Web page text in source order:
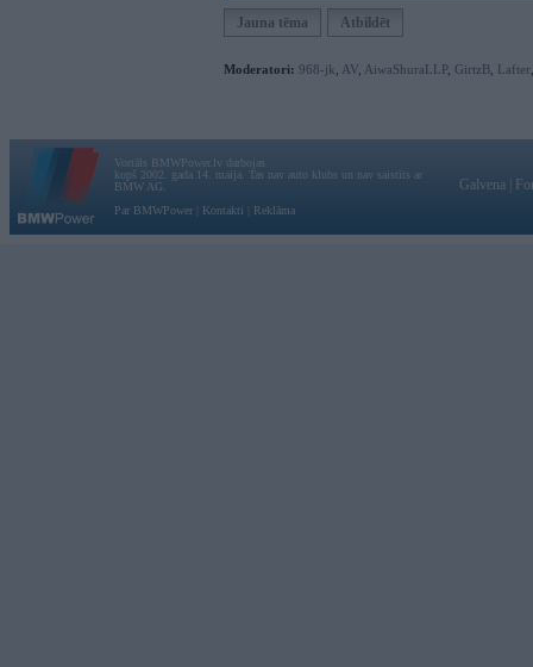
Jauna tēma Atbildēt
Moderatori: 968-jk AV AiwaShuraLLP, GirtzB Lafter
Vortāls BMWPower.lv darbojas
kopš 2002. gada 14. maija. Tas nav auto klubs un nav saistīts ar
BMW AG.
Par BMWPower
Kontakti Reklāma
Galvena